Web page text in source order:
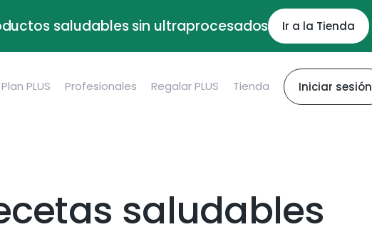
saludables sin ultraprocesados Ir a la Tienda
Plan PLUS Profesionales Regalar PLUS Tienda Iniciar sesión
saludables